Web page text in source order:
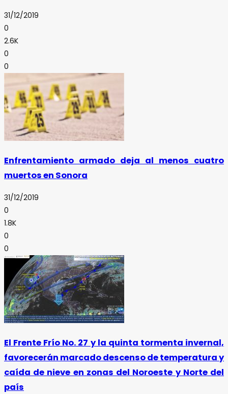
31/12/2019
0
2.6K
0
0
Enfrentamiento armado deja al menos cuatro
muertos en Sonora
31/12/2019
0
1.8K
0
0
El Frente Frío No. 27 y la quinta tormenta invernal,
favorecerán marcado descenso de temperatura y
caída de nieve en zonas del Noroeste y Norte del
país